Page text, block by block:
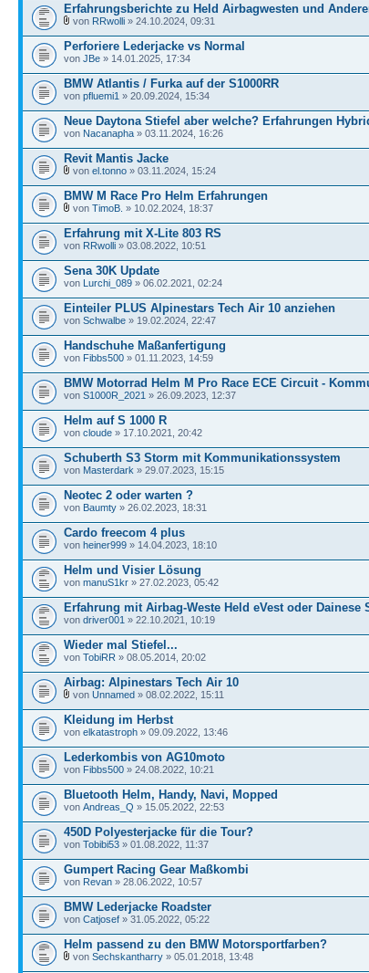
Erfahrungsberichte zu Held Airbagwesten und
von RRwolli » 24.10.2024, 09:31
Perforiere Lederjacke vs Normal
von JBe » 14.01.2025, 17:34
BMW Atlantis / Furka auf der S1000RR
von pfluemi1 » 20.09.2024, 15:34
Neue Daytona Stiefel aber welche? Erfahrungen
von Nacanapha » 03.11.2024, 16:26
Revit Mantis Jacke
von el.tonno » 03.11.2024, 15:24
BMW M Race Pro Helm Erfahrungen
von TimoB. » 10.02.2024, 18:37
Erfahrung mit X-Lite 803 RS
von RRwolli » 03.08.2022, 10:51
Sena 30K Update
von Lurchi_089 » 06.02.2021, 02:24
Einteiler PLUS Alpinestars Tech Air 10 anziehen
von Schwalbe » 19.02.2024, 22:47
Handschuhe Maßanfertigung
von Fibbs500 » 01.11.2023, 14:59
BMW Motorrad Helm M Pro Race ECE Circuit -
von S1000R_2021 » 26.09.2023, 12:37
Helm auf S 1000 R
von cloude » 17.10.2021, 20:42
Schuberth S3 Storm mit Kommunikationssystem
von Masterdark » 29.07.2023, 15:15
Neotec 2 oder warten ?
von Baumty » 26.02.2023, 18:31
Cardo freecom 4 plus
von heiner999 » 14.04.2023, 18:10
Helm und Visier Lösung
von manuS1kr » 27.02.2023, 05:42
Erfahrung mit Airbag-Weste Held eVest oder Dainese
von driver001 » 22.10.2021, 10:19
Wieder mal Stiefel...
von TobiRR » 08.05.2014, 20:02
Airbag: Alpinestars Tech Air 10
von Unnamed » 08.02.2022, 15:11
Kleidung im Herbst
von elkatastroph » 09.09.2022, 13:46
Lederkombis von AG10moto
von Fibbs500 » 24.08.2022, 10:21
Bluetooth Helm, Handy, Navi, Mopped
von Andreas_Q » 15.05.2022, 22:53
450D Polyesterjacke für die Tour?
von Tobibi53 » 01.08.2022, 11:37
Gumpert Racing Gear Maßkombi
von Revan » 28.06.2022, 10:57
BMW Lederjacke Roadster
von Catjosef » 31.05.2022, 05:22
Helm passend zu den BMW Motorsportfarben?
von Sechskantharry » 05.01.2018, 13:48